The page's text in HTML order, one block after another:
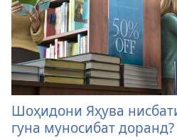
Шоҳидони Яҳува
гуна муносибат доранд?